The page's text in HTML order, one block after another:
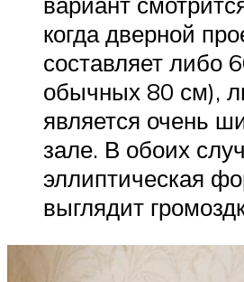
когда дверной
составляет либо
обычных 80 см),
является очень
зале. В обоих
эллиптическая
выглядит